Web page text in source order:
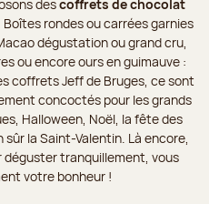
descoffrets de chocolat
rondes ou carrées garnies
dégustation ou grand cru,
ou encore ours en guimauve :
coffrets Jeff de Bruges, ce sont
concoctés pour les grands
Halloween, Noël, la fête des
la Saint-Valentin. Là encore,
déguster tranquillement, vous
votre bonheur !